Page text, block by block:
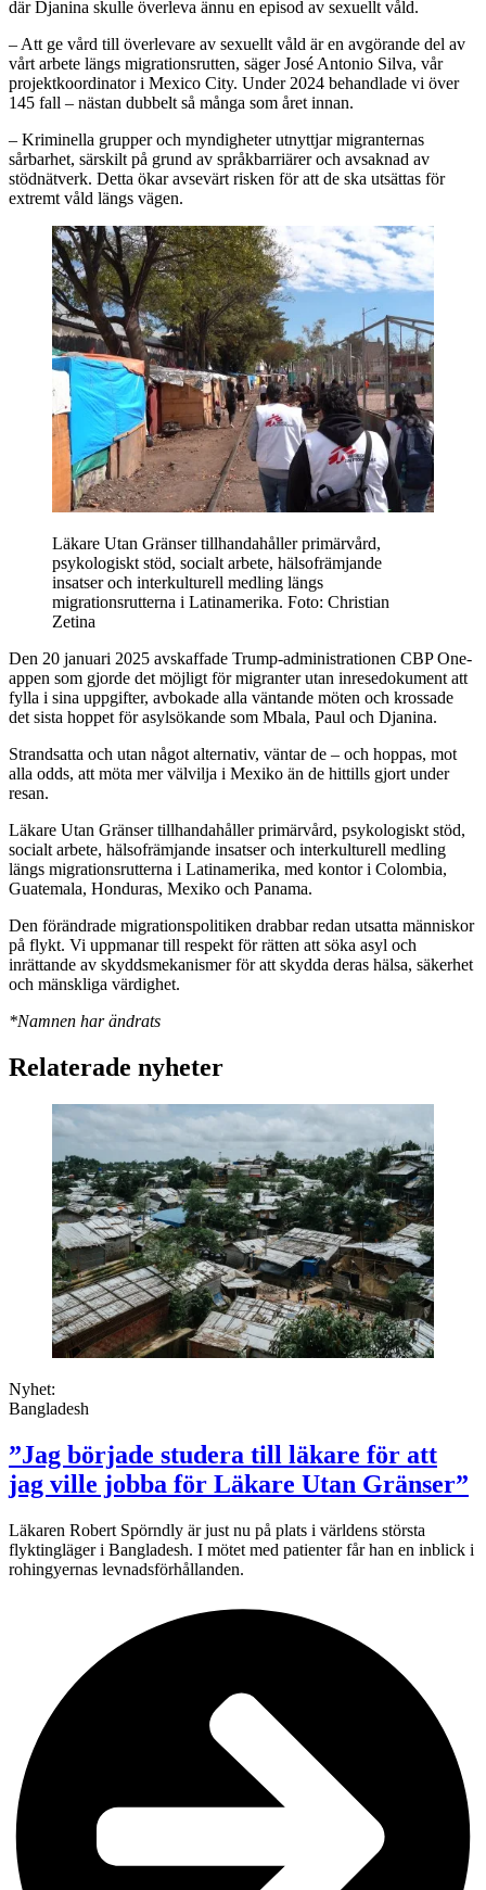
där Djanina skulle överleva ännu en episod av sexuellt våld.
– Att ge vård till överlevare av sexuellt våld är en avgörande del av
vårt arbete längs migrationsrutten, säger José Antonio Silva, vår
projektkoordinator i Mexico City. Under 2024 behandlade vi över
145 fall – nästan dubbelt så många som året innan.
– Kriminella grupper och myndigheter utnyttjar migranternas
sårbarhet, särskilt på grund av språkbarriärer och avsaknad av
stödnätverk. Detta ökar avsevärt risken för att de ska utsättas för
extremt våld längs vägen.
Läkare Utan Gränser tillhandahåller primärvård,
psykologiskt stöd, socialt arbete, hälsofrämjande
insatser och interkulturell medling längs
migrationsrutterna i Latinamerika. Foto: Christian
Zetina
Den 20 januari 2025 avskaffade Trump-administrationen CBP One-
appen som gjorde det möjligt för migranter utan inresedokument att
fylla i sina uppgifter, avbokade alla väntande möten och krossade
det sista hoppet för asylsökande som Mbala, Paul och Djanina.
Strandsatta och utan något alternativ, väntar de – och hoppas, mot
alla odds, att möta mer välvilja i Mexiko än de hittills gjort under
resan.
Läkare Utan Gränser tillhandahåller primärvård, psykologiskt stöd,
socialt arbete, hälsofrämjande insatser och interkulturell medling
längs migrationsrutterna i Latinamerika, med kontor i Colombia,
Guatemala, Honduras, Mexiko och Panama.
Den förändrade migrationspolitiken drabbar redan utsatta människor
på flykt. Vi uppmanar till respekt för rätten att söka asyl och
inrättande av skyddsmekanismer för att skydda deras hälsa, säkerhet
och mänskliga värdighet.
*Namnen har ändrats
Relaterade nyheter
Nyhet:
Bangladesh
”Jag började studera till läkare för att
jag ville jobba för Läkare Utan Gränser”
Läkaren Robert Spörndly är just nu på plats i världens största
flyktingläger i Bangladesh. I mötet med patienter får han en inblick i
rohingyernas levnadsförhållanden.